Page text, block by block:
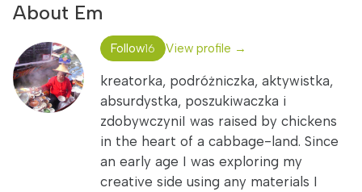
About Em
Follow16 View profile →
kreatorka, podróżniczka, aktywistka,
absurdystka, poszukiwaczka i
zdobywczyniI was raised by chickens
in the heart of a cabbage-land. Since
an early age I was exploring my
creative side using any materials I